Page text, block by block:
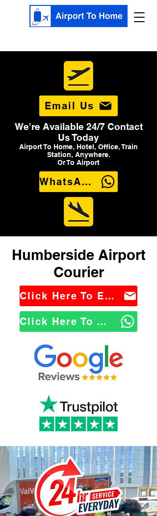
Email Us
We're Available 24/7 Contact
Us Today
Airport To Home, Hotel, Office, Train
Station, Anywhere.
Or To Airport
WhatsApp Us
Humberside Airport
Courier
Click Here To Email Us
Click Here To WhatsApp Us